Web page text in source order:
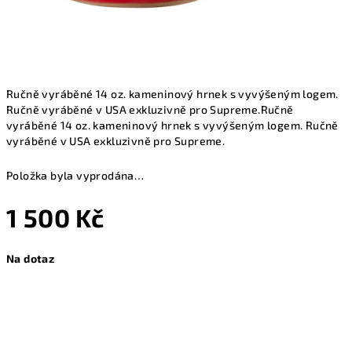
Ručně vyráběné 14 oz. kameninový hrnek s vyvýšeným logem.
Ručně vyráběné v USA exkluzivně pro Supreme.Ručně
vyráběné 14 oz. kameninový hrnek s vyvýšeným logem. Ručně
vyráběné v USA exkluzivně pro Supreme.
Položka byla vyprodána…
1 500 Kč
cena:
Na dotaz